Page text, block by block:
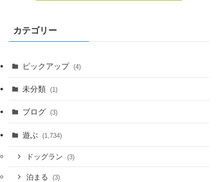
カテゴリー
ピックアップ (4)
未分類 (1)
ブログ (3)
遊ぶ (1,734)
ドッグラン (3)
泊まる (3)